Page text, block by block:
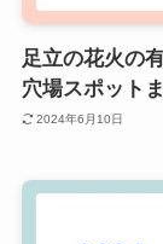
足立の花火の
穴場スポット
2024年6月10日